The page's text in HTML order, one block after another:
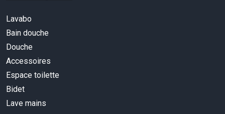
Lavabo
Bain douche
Douche
Accessoires
Espace toilette
Bidet
Lave mains